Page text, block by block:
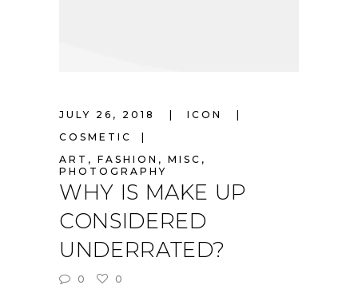
JULY 26, 2018
ICON
COSMETIC
ART , FASHION , MISC ,
PHOTOGRAPHY
WHY IS MAKE UP
CONSIDERED
UNDERRATED?
0 0